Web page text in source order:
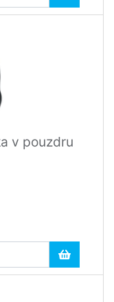
v pouzdru